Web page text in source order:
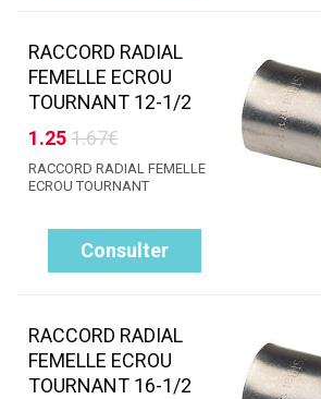
RACCORD RADIAL
FEMELLE ECROU
TOURNANT 12-1/2
1.251.67€
RACCORD RADIAL FEMELLE
ECROU TOURNANT
Consulter
RACCORD RADIAL
FEMELLE ECROU
TOURNANT 16-1/2